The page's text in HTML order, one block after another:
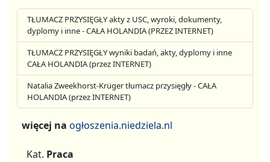
TŁUMACZ PRZYSIĘGŁY akty z USC, wyroki, dokumenty,
dyplomy i inne - CAŁA HOLANDIA (PRZEZ INTERNET)
TŁUMACZ PRZYSIĘGŁY wyniki badań, akty, dyplomy i inne
CAŁA HOLANDIA (przez INTERNET)
Natalia Zweekhorst-Krüger tłumacz przysięgły - CAŁA
HOLANDIA (przez INTERNET)
więcej na ogłoszenia.niedziela.nl
Kat. Praca